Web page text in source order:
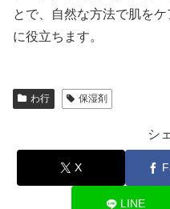
とで、自然な方法で肌を
に役立ちます。
わ行 保湿剤
シ
X
LINE